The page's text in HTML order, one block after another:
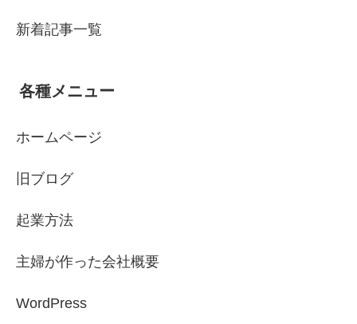
新着記事一覧
各種メニュー
ホームページ
旧ブログ
起業方法
主婦が作った会社概要
WordPress